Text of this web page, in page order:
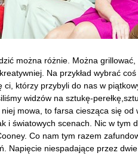
można różnie. Można
Na przykład wybrać
ci, którzy przybyli do nas w
widzów na sztukę-
mowa, to farsa ciesząca się od
i światowych scenach. Nic w tym
Co nam tym razem
Napięcie niespadające przez